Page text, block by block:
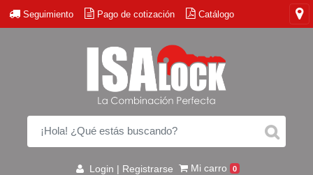
Seguimiento Pago de cotización Catálogo
Login | Registrarse Mi carro 0